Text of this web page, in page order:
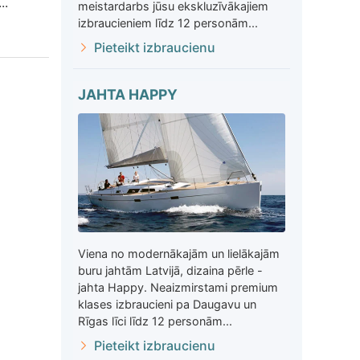
meistardarbs jūsu ekskluzīvākajiem
izbraucieniem līdz 12 personām...
Pieteikt izbraucienu
JAHTA HAPPY
Viena no modernākajām un lielākajām
buru jahtām Latvijā, dizaina pērle -
jahta Happy. Neaizmirstami premium
klases izbraucieni pa Daugavu un
Rīgas līci līdz 12 personām...
Pieteikt izbraucienu